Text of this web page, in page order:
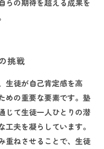
らの期待を超える成果を
挑戦
生徒が自己肯定感を高
めの重要な要素です。塾
じて生徒一人ひとりの潜
夫を凝らしています。
重ねさせることで、生徒